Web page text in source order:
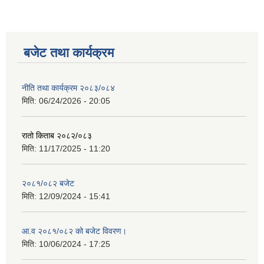
बजेट तथा कार्यक्रम
नीति तथा कार्यक्रम २०८३/०८४
मिति: 06/24/2026 - 20:05
रातो किताब २०८२/०८३
मिति: 11/17/2025 - 11:20
२०८१/०८२ बजेट
मिति: 12/09/2024 - 15:41
आ.व २०८१/०८२ को बजेट विवरण।
मिति: 10/06/2024 - 17:25